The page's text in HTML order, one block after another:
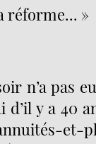
réforme... »
n’a pas
y a 40
et-